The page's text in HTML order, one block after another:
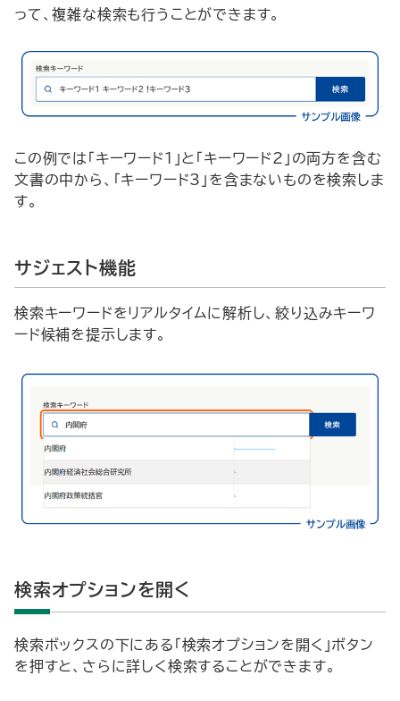
って、複雑な検索も行うことができます。
この例では「キーワード1」と「キーワード2」の両方を含む
文書の中から、「キーワード3」を含まないものを検索しま
す。
サジェスト機能
検索キーワードをリアルタイムに解析し、絞り込みキーワ
ード候補を提示します。
検索オプションを開く
検索ボックスの下にある「検索オプションを開く」ボタン
を押すと、さらに詳しく検索することができます。